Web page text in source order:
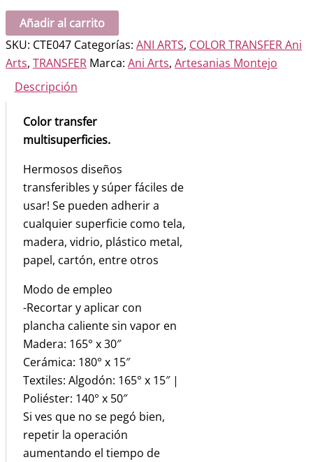
COLOR
TRANSFER
Ani
Arts
20x30cm
Añadir al carrito
SKU: CTE047 Categorías: ANI ARTS, COLOR TRANSFER Ani
Arts, TRANSFER Marca: Ani Arts, Artesanias Montejo
Descripción
Color transfer
multisuperficies.
Hermosos diseños
transferibles y súper fáciles de
usar! Se pueden adherir a
cualquier superficie como tela,
madera, vidrio, plástico metal,
papel, cartón, entre otros
Modo de empleo
-Recortar y aplicar con
plancha caliente sin vapor en
Madera: 165° x 30″
Cerámica: 180° x 15″
Textiles: Algodón: 165° x 15″ |
Poliéster: 140° x 50″
Si ves que no se pegó bien,
repetir la operación
aumentando el tiempo de